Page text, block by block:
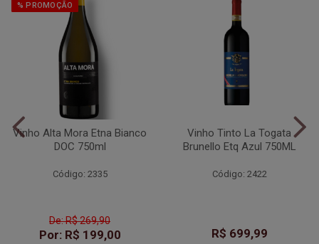
% PROMOÇÃO
Vinho Alta Mora Etna Bianco
DOC 750ml
Código: 2335
De: R$ 269,90
Por: R$ 199,00
Vinho Tinto La Togata
Brunello Etq Azul 750ML
Código: 2422
R$ 699,99